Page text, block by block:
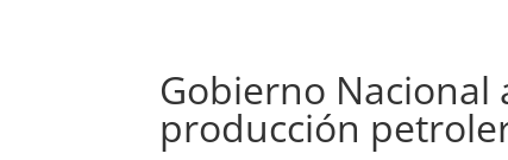
Gobierno Nacional
producción